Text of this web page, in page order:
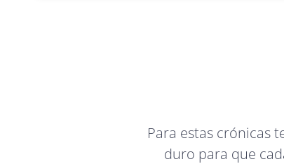
Para estas crónicas
duro para que